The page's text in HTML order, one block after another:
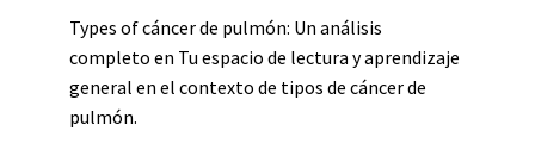
Types of cáncer de pulmón: Un análisis
completo en Tu espacio de lectura y aprendizaje
general en el contexto de tipos de cáncer de
pulmón.